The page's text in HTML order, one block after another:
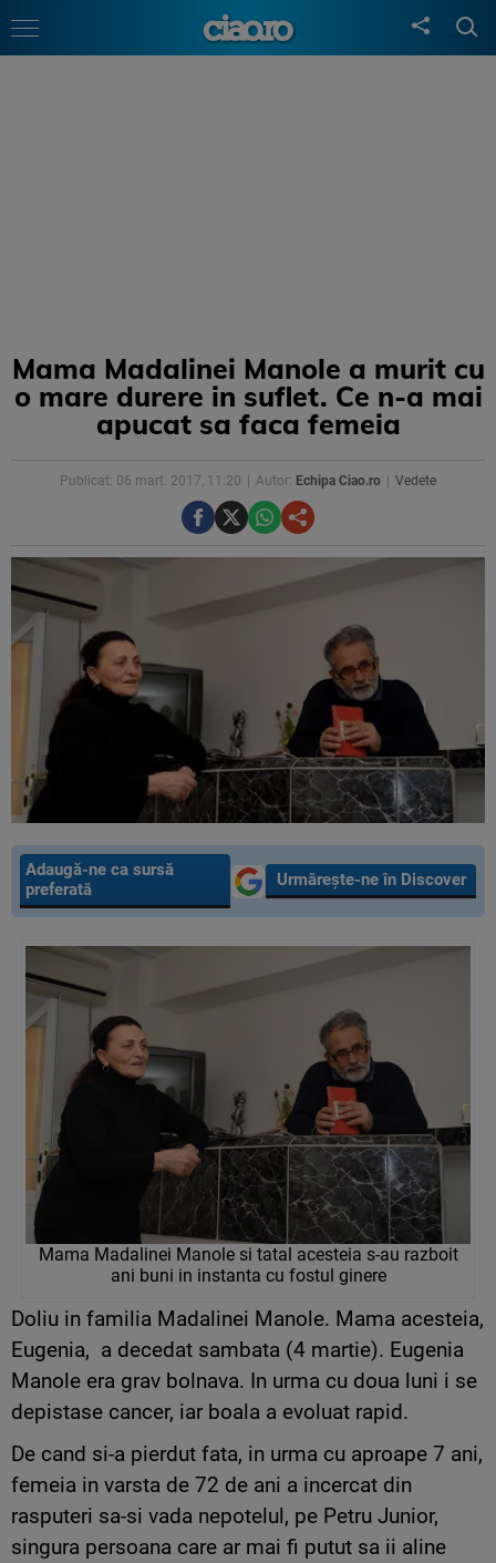
Mama Madalinei Manole a murit cu
o mare durere in suflet. Ce n-a mai
apucat sa faca femeia
Publicat: 06 mart. 2017, 11:20 Autor: Echipa Ciao.ro Vedete
Adaugă-ne ca sursă
preferată
Urmărește-ne în Discover
Mama Madalinei Manole si tatal acesteia s-au razboit
ani buni in instanta cu fostul ginere
Doliu in familia Madalinei Manole. Mama acesteia,
Eugenia, a decedat sambata (4 martie). Eugenia
Manole era grav bolnava. In urma cu doua luni i se
depistase cancer, iar boala a evoluat rapid.
De cand si-a pierdut fata, in urma cu aproape 7 ani,
femeia in varsta de 72 de ani a incercat din
rasputeri sa-si vada nepotelul, pe Petru Junior,
singura persoana care ar mai fi putut sa ii aline